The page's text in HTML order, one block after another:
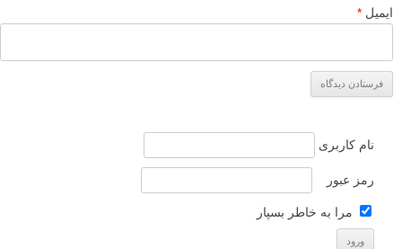
ایمیل *
نام کاربری
رمز عبور
مرا به خاطر بسپار